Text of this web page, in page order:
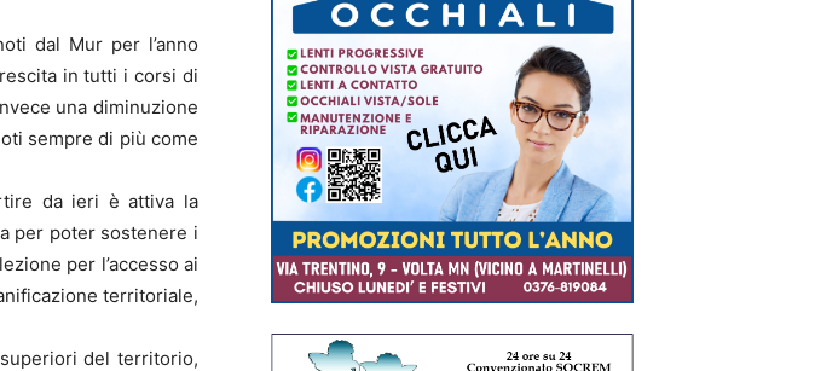
dal Mur per l’anno
in tutti i corsi di
una diminuzione
sempre di più come
da ieri è attiva la
per poter sostenere i
per l’accesso ai
territoriale,
del territorio,